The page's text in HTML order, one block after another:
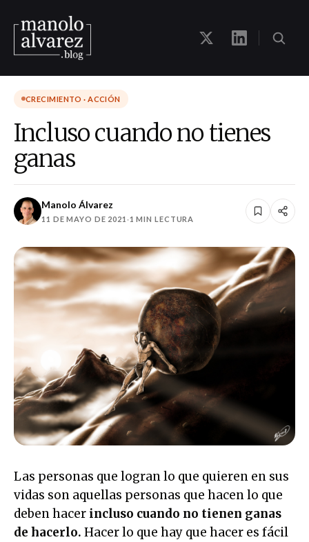
CRECIMIENTO · ACCIÓN
Incluso cuando no tienes
ganas
Manolo Álvarez
11 DE MAYO DE 2021 ·1 MIN LECTURA
Las personas que logran lo que quieren en sus
vidas son aquellas personas que hacen lo que
deben hacer incluso cuando no tienen ganas
de hacerlo. Hacer lo que hay que hacer es fácil